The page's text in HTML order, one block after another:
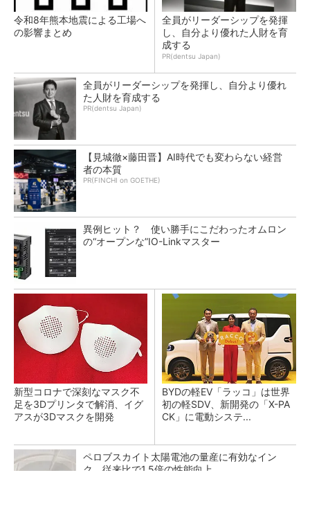
令和8年熊本地震による工場へ
の影響まとめ
全員がリーダーシップを発揮
し、自分より優れた人財を育
成する
PR(dentsu Japan)
全員がリーダーシップを発揮し、自分より優れ
た人財を育成する
PR(dentsu Japan)
【見城徹×藤田晋】AI時代でも変わらない経営
者の本質
PR(FINCHI on GOETHE)
異例ヒット？ 使い勝手にこだわったオムロン
の“オープンな”IO-Linkマスター
新型コロナで深刻なマスク不
足を3Dプリンタで解消、イグ
アスが3Dマスクを開発
BYDの軽EV「ラッコ」は世界
初の軽SDV、新開発の「X-PA
CK」に電動システ...
ペロブスカイト太陽電池の量産に有効なイン
ク、従来比で1.5倍の性能向上